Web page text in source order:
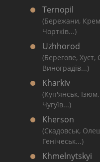
Ternopil
(Бережани,
Чортків...)
Uzhhorod
(Берегове,
Виноградів...)
Kharkiv
(Куп'янськ,
Чугуїв...)
Kherson
(Скадовськ,
Генічеськ...)
Khmelnytskyi